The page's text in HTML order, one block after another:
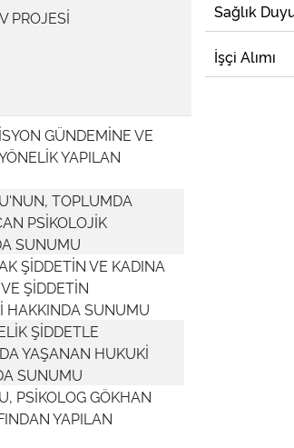
PROJESİ
GÜNDEMİNE VE
YAPILAN
TOPLUMDA
PSİKOLOJİK
SUNUMU
ŞİDDETİN VE KADINA
ŞİDDETİN
HAKKINDA SUNUMU
ŞİDDETLE
YAŞANAN HUKUKİ
SUNUMU
PSİKOLOG GÖKHAN
YAPILAN
Sağlık
İşçi Alımı